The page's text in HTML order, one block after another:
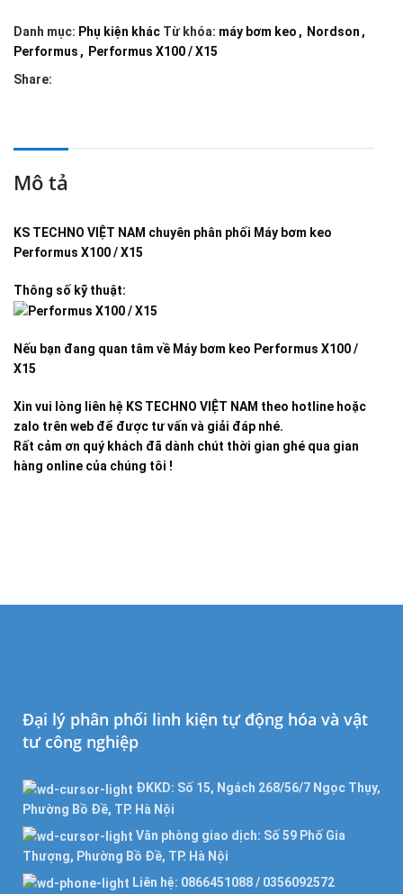
Danh mục: Phụ kiện khác Từ khóa: máy bơm keo , Nordson ,
Performus , Performus X100 / X15
Share:
Mô tả
KS TECHNO VIỆT NAM chuyên phân phối Máy bơm keo
Performus X100 / X15
Thông số kỹ thuật:
Nếu bạn đang quan tâm về Máy bơm keo Performus X100 /
X15
Xin vui lòng liên hệ KS TECHNO VIỆT NAM theo hotline hoặc
zalo trên web để được tư vấn và giải đáp nhé.
Rất cảm ơn quý khách đã dành chút thời gian ghé qua gian
hàng online của chúng tôi !
Đại lý phân phối linh kiện tự động hóa và vật
tư công nghiệp
ĐKKD: Số 15, Ngách 268/56/7 Ngọc Thụy,
Phường Bồ Đề, TP. Hà Nội
Văn phòng giao dịch: Số 59 Phố Gia
Thượng, Phường Bồ Đề, TP. Hà Nội
Liên hệ: 0866451088 / 0356092572